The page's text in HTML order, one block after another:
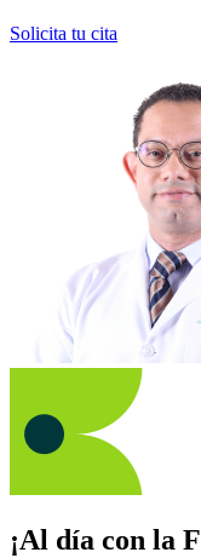
Solicita tu cita
¡Al día con la